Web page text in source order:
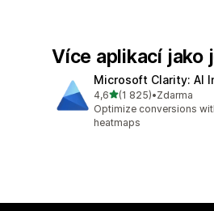
Více aplikací jako
Microsoft Clarity: AI
4,6z 5 hvězd
(1 825)
Celkový počet recenzí:
•Zdarma
Optimize conversions
heatmaps